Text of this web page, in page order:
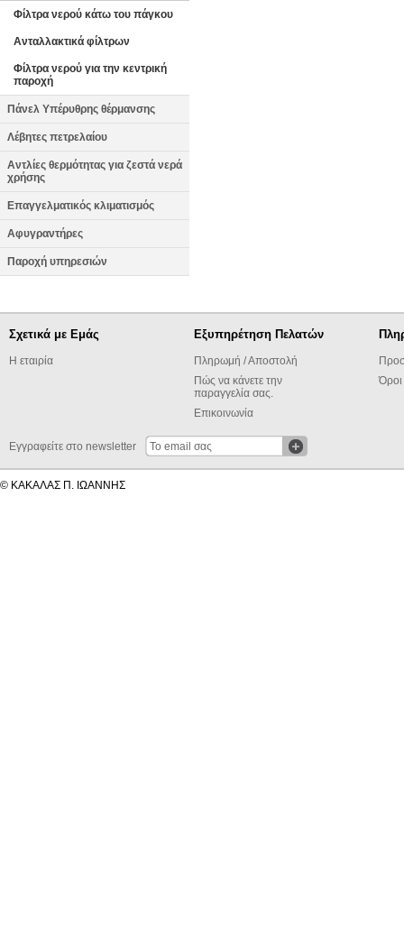
Φίλτρα νερού κάτω του πάγκου
Ανταλλακτικά φίλτρων
Φίλτρα νερού για την κεντρική
παροχή
Πάνελ Υπέρυθρης θέρμανσης
Λέβητες πετρελαίου
Αντλίες θερμότητας για ζεστά νερά
χρήσης
Επαγγελματικός κλιματισμός
Αφυγραντήρες
Παροχή υπηρεσιών
Σχετικά με Εμάς
Η εταιρία
Εξυπηρέτηση Πελατών
Πληρωμή / Αποστολή
Πώς να κάνετε την
παραγγελία σας.
Επικοινωνία
Εγγραφείτε στο newsletter
© ΚΑΚΑΛΑΣ Π. ΙΩΑΝΝΗΣ